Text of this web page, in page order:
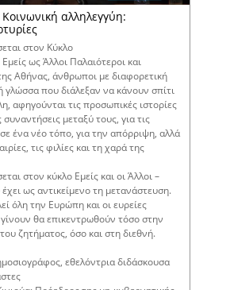
αλληλεγγύη:
στον Κύκλο
Εμείς ως Άλλοι Παλαιότεροι και
Αθήνας, άνθρωποι με διαφορετική
γλώσσα που διάλεξαν να κάνουν σπίτι
αφηγούνται τις προσωπικές ιστορίες
συναντήσεις μεταξύ τους, για τις
ένα νέο τόπο, για την απόρριψη, αλλά
τις φιλίες και τη χαρά της
στον κύκλο Εμείς και οι Άλλοι –
ως αντικείμενο τη μετανάστευση.
όλη την Ευρώπη και οι ευρείες
θα επικεντρωθούν τόσο στην
ζητήματος, όσο και στη διεθνή.
εθελόντρια διδάσκουσα